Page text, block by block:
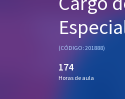
(CÓDIGO: 201888)
174
Horas de aula